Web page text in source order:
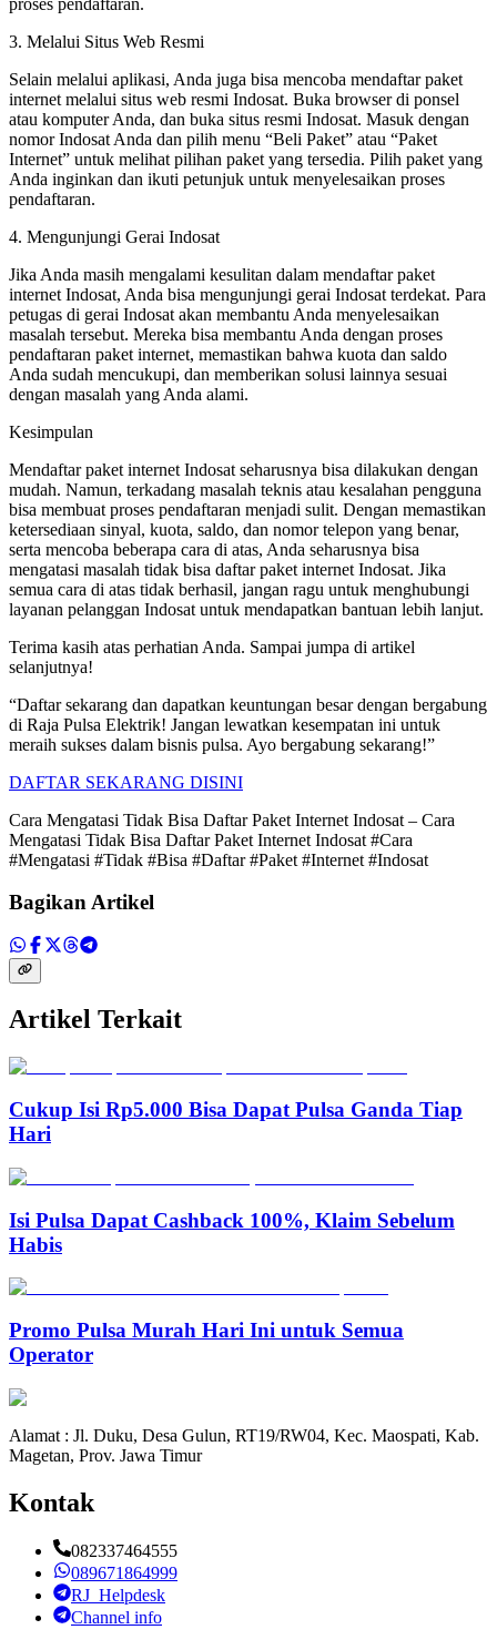
3. Melalui Situs Web Resmi
Selain melalui aplikasi, Anda juga bisa mencoba mendaftar paket
internet melalui situs web resmi Indosat. Buka browser di ponsel
atau komputer Anda, dan buka situs resmi Indosat. Masuk dengan
nomor Indosat Anda dan pilih menu “Beli Paket” atau “Paket
Internet” untuk melihat pilihan paket yang tersedia. Pilih paket yang
Anda inginkan dan ikuti petunjuk untuk menyelesaikan proses
pendaftaran.
4. Mengunjungi Gerai Indosat
Jika Anda masih mengalami kesulitan dalam mendaftar paket
internet Indosat, Anda bisa mengunjungi gerai Indosat terdekat. Para
petugas di gerai Indosat akan membantu Anda menyelesaikan
masalah tersebut. Mereka bisa membantu Anda dengan proses
pendaftaran paket internet, memastikan bahwa kuota dan saldo
Anda sudah mencukupi, dan memberikan solusi lainnya sesuai
dengan masalah yang Anda alami.
Kesimpulan
Mendaftar paket internet Indosat seharusnya bisa dilakukan dengan
mudah. Namun, terkadang masalah teknis atau kesalahan pengguna
bisa membuat proses pendaftaran menjadi sulit. Dengan memastikan
ketersediaan sinyal, kuota, saldo, dan nomor telepon yang benar,
serta mencoba beberapa cara di atas, Anda seharusnya bisa
mengatasi masalah tidak bisa daftar paket internet Indosat. Jika
semua cara di atas tidak berhasil, jangan ragu untuk menghubungi
layanan pelanggan Indosat untuk mendapatkan bantuan lebih lanjut.
Terima kasih atas perhatian Anda. Sampai jumpa di artikel
selanjutnya!
“Daftar sekarang dan dapatkan keuntungan besar dengan bergabung
di Raja Pulsa Elektrik! Jangan lewatkan kesempatan ini untuk
meraih sukses dalam bisnis pulsa. Ayo bergabung sekarang!”
DAFTAR SEKARANG DISINI
Cara Mengatasi Tidak Bisa Daftar Paket Internet Indosat – Cara
Mengatasi Tidak Bisa Daftar Paket Internet Indosat #Cara
#Mengatasi #Tidak #Bisa #Daftar #Paket #Internet #Indosat
Bagikan Artikel
Artikel Terkait
Cukup Isi Rp5.000 Bisa Dapat Pulsa Ganda Tiap
Hari
Isi Pulsa Dapat Cashback 100%, Klaim Sebelum
Habis
Promo Pulsa Murah Hari Ini untuk Semua
Operator
Alamat : Jl. Duku, Desa Gulun, RT19/RW04, Kec. Maospati, Kab.
Magetan, Prov. Jawa Timur
Kontak
082337464555
089671864999
RJ_Helpdesk
Channel info